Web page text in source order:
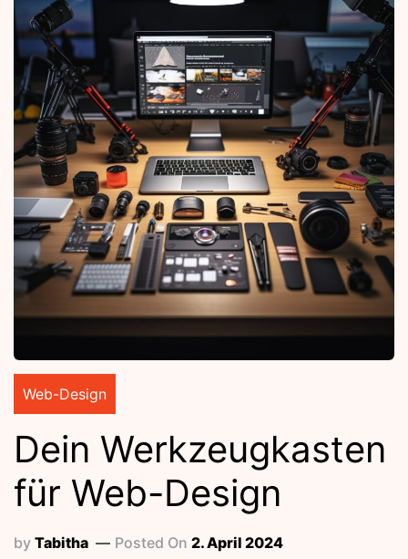
Web-Design
Dein Werkzeugkasten
für Web-Design
by Tabitha Posted On 2. April 2024